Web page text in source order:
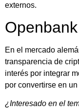
externos.
En el mercado
transparencia de
interés por integrar
por convertirse en
¿Interesado en el